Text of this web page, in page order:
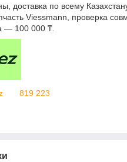
доставка по всему
Viessmann, проверка
— 100 000 ₸.
819 223